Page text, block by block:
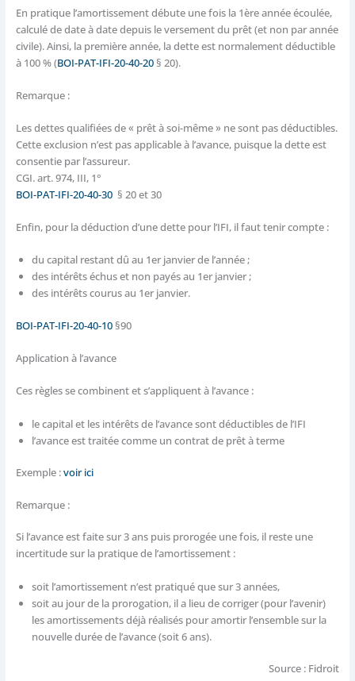
En pratique l’amortissement débute une fois la 1ère année écoulée,
calculé de date à date depuis le versement du prêt (et non par année
civile). Ainsi, la première année, la dette est normalement déductible
à 100 % (BOI-PAT-IFI-20-40-20§ 20).
Remarque :
Les dettes qualifiées de « prêt à soi-même » ne sont pas déductibles.
Cette exclusion n’est pas applicable à l’avance, puisque la dette est
consentie par l’assureur.
CGI. art. 974, III, 1°
BOI-PAT-IFI-20-40-30§ 20 et 30
Enfin, pour la déduction d’une dette pour l’IFI, il faut tenir compte :
du capital restant dû au 1er janvier de l’année ;
des intérêts échus et non payés au 1er janvier ;
des intérêts courus au 1er janvier.
BOI-PAT-IFI-20-40-10§90
Application à l’avance
Ces règles se combinent et s’appliquent à l’avance :
le capital et les intérêts de l’avance sont déductibles de l’IFI
l’avance est traitée comme un contrat de prêt à terme
Exemple :voir ici
Remarque :
Si l’avance est faite sur 3 ans puis prorogée une fois, il reste une
incertitude sur la pratique de l’amortissement :
soit l’amortissement n’est pratiqué que sur 3 années,
soit au jour de la prorogation, il a lieu de corriger (pour l’avenir)
les amortissements déjà réalisés pour amortir l’ensemble sur la
nouvelle durée de l’avance (soit 6 ans).
Source : Fidroit